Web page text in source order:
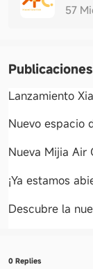
57
Lanzamiento
Nuevo espacio
Nueva Mijia Air
¡Ya estamos
Descubre la
0 Replies